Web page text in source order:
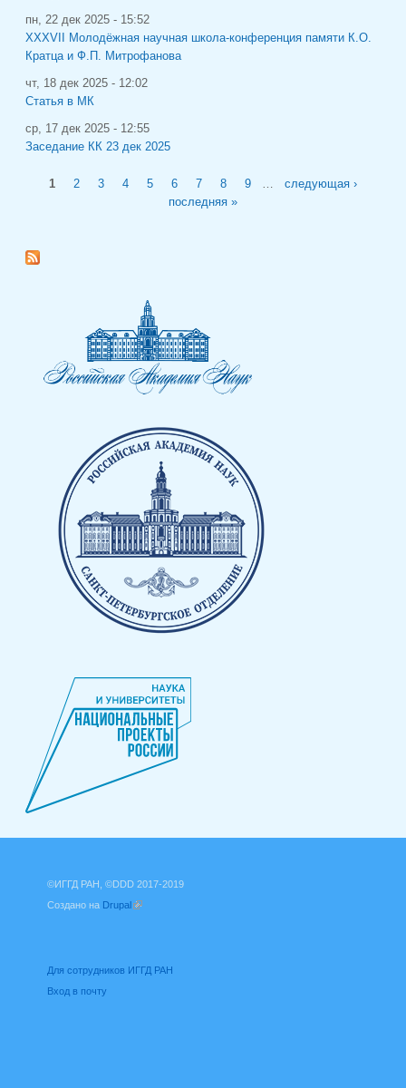
пн, 22 дек 2025 - 15:52
XXXVII Молодёжная научная школа-конференция памяти К.О.
Кратца и Ф.П. Митрофанова
чт, 18 дек 2025 - 12:02
Статья в МК
ср, 17 дек 2025 - 12:55
Заседание КК 23 дек 2025
Страницы
1 2 3 4 5 6 7 8 9
следующая ›
последняя »
©ИГГД РАН, ©DDD 2017-2019
Создано на Drupal
Для сотрудников ИГГД РАН
Вход в почту